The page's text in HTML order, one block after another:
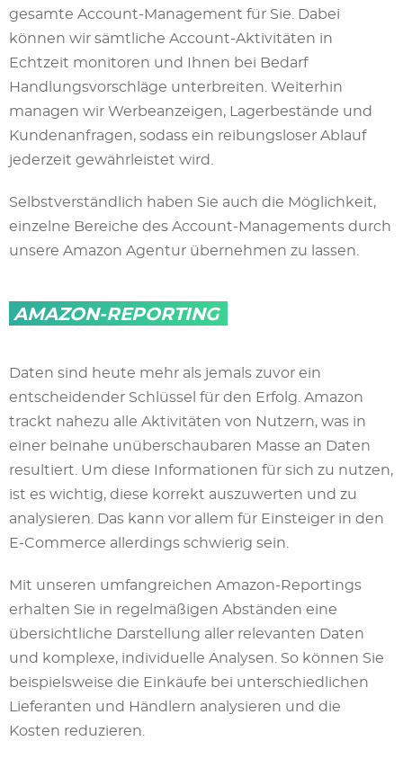
gesamte Account-Management für Sie. Dabei
können wir sämtliche Account-Aktivitäten in
Echtzeit monitoren und Ihnen bei Bedarf
Handlungsvorschläge unterbreiten. Weiterhin
managen wir Werbeanzeigen, Lagerbestände und
Kundenanfragen, sodass ein reibungsloser Ablauf
jederzeit gewährleistet wird.
Selbstverständlich haben Sie auch die Möglichkeit,
einzelne Bereiche des Account-Managements durch
unsere Amazon Agentur übernehmen zu lassen.
AMAZON-REPORTING
Daten sind heute mehr als jemals zuvor ein
entscheidender Schlüssel für den Erfolg. Amazon
trackt nahezu alle Aktivitäten von Nutzern, was in
einer beinahe unüberschaubaren Masse an Daten
resultiert. Um diese Informationen für sich zu nutzen,
ist es wichtig, diese korrekt auszuwerten und zu
analysieren. Das kann vor allem für Einsteiger in den
E-Commerce allerdings schwierig sein.
Mit unseren umfangreichen Amazon-Reportings
erhalten Sie in regelmäßigen Abständen eine
übersichtliche Darstellung aller relevanten Daten
und komplexe, individuelle Analysen. So können Sie
beispielsweise die Einkäufe bei unterschiedlichen
Lieferanten und Händlern analysieren und die
Kosten reduzieren.